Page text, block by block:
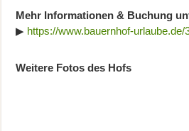
Mehr Informationen & Buchung
▶ https://www.bauernhof-urlaube.de/
Weitere Fotos des Hofs